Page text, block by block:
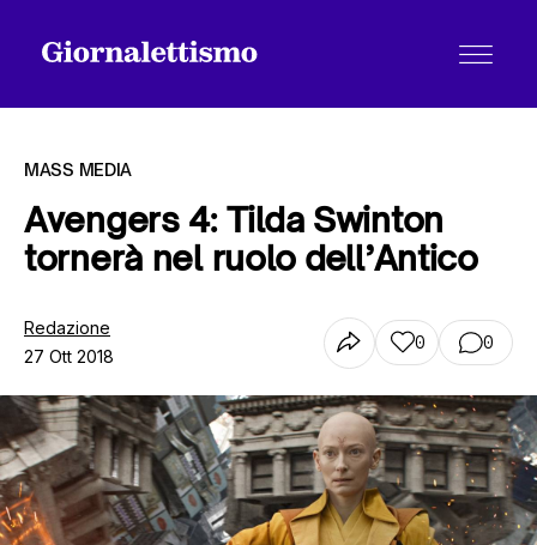
Tutti gli articoli
Chi siamo
Contatti
MASS MEDIA
Avengers 4: Tilda Swinton
tornerà nel ruolo dell’Antico
Redazione
27 Ott 2018
0 0